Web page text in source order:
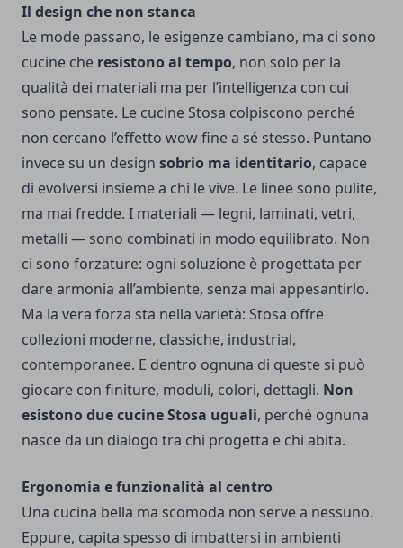
Il design che non stanca
Le mode passano, le esigenze cambiano, ma ci sono
cucine che resistono al tempo, non solo per la
qualità dei materiali ma per l’intelligenza con cui
sono pensate. Le cucine Stosa colpiscono perché
non cercano l’effetto wow fine a sé stesso. Puntano
invece su un design sobrio ma identitario, capace
di evolversi insieme a chi le vive. Le linee sono pulite,
ma mai fredde. I materiali — legni, laminati, vetri,
metalli — sono combinati in modo equilibrato. Non
ci sono forzature: ogni soluzione è progettata per
dare armonia all’ambiente, senza mai appesantirlo.
Ma la vera forza sta nella varietà: Stosa offre
collezioni moderne, classiche, industrial,
contemporanee. E dentro ognuna di queste si può
giocare con finiture, moduli, colori, dettagli. Non
esistono due cucine Stosa uguali, perché ognuna
nasce da un dialogo tra chi progetta e chi abita.
Ergonomia e funzionalità al centro
Una cucina bella ma scomoda non serve a nessuno.
Eppure, capita spesso di imbattersi in ambienti